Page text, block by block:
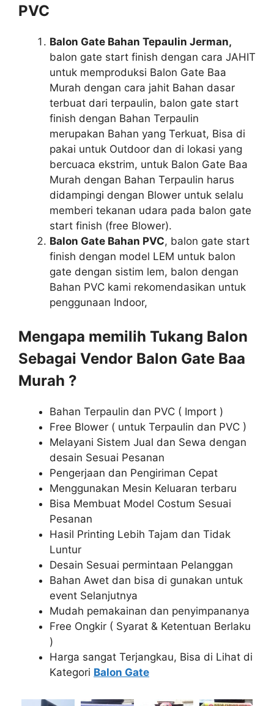
PVC
Balon Gate Bahan Tepaulin Jerman,
balon gate start finish dengan cara JAHIT
untuk memproduksi Balon Gate Baa
Murah dengan cara jahit Bahan dasar
terbuat dari terpaulin, balon gate start
finish dengan Bahan Terpaulin
merupakan Bahan yang Terkuat, Bisa di
pakai untuk Outdoor dan di lokasi yang
bercuaca ekstrim, untuk Balon Gate Baa
Murah dengan Bahan Terpaulin harus
didampingi dengan Blower untuk selalu
memberi tekanan udara pada balon gate
start finish (free Blower).
Balon Gate Bahan PVC, balon gate start
finish dengan model LEM untuk balon
gate dengan sistim lem, balon dengan
Bahan PVC kami rekomendasikan untuk
penggunaan Indoor,
Mengapa memilih Tukang Balon
Sebagai Vendor Balon Gate Baa
Murah ?
Bahan Terpaulin dan PVC ( Import )
Free Blower ( untuk Terpaulin dan PVC )
Melayani Sistem Jual dan Sewa dengan
desain Sesuai Pesanan
Pengerjaan dan Pengiriman Cepat
Menggunakan Mesin Keluaran terbaru
Bisa Membuat Model Costum Sesuai
Pesanan
Hasil Printing Lebih Tajam dan Tidak
Luntur
Desain Sesuai permintaan Pelanggan
Bahan Awet dan bisa di gunakan untuk
event Selanjutnya
Mudah pemakainan dan penyimpananya
Free Ongkir ( Syarat & Ketentuan Berlaku
)
Harga sangat Terjangkau, Bisa di Lihat di
Kategori Balon Gate